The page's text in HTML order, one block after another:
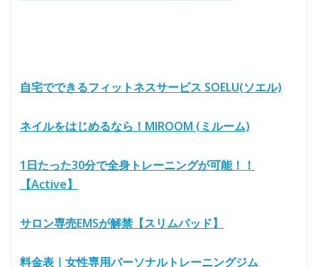
自宅でできるフィットネスサービス SOELU(ソエル)
ネイルをはじめるなら！MIROOM (ミルーム)
1日たった30分で全身トレーニングが可能！！
【Active】
サロン専売EMSが解禁【スリムパッド】
料金表｜女性専用パーソナルトレーニングジム